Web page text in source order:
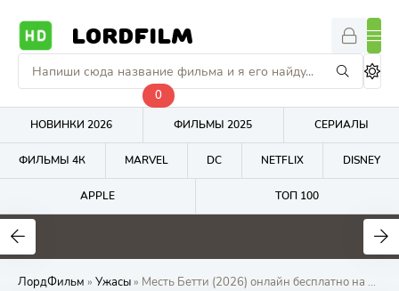
LORDFILM
НОВИНКИ 2026
0
ФИЛЬМЫ 2025 СЕРИАЛЫ
ФИЛЬМЫ 4К MARVEL DC NETFLIX DISNEY
APPLE ТОП 100
5.8
ЛордФильм » Ужасы» Месть Бетти (2026) онлайн бесплатно на LordFilm